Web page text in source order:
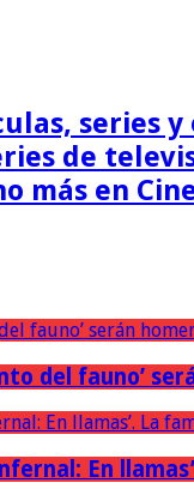
de
más en
del fauno’
En